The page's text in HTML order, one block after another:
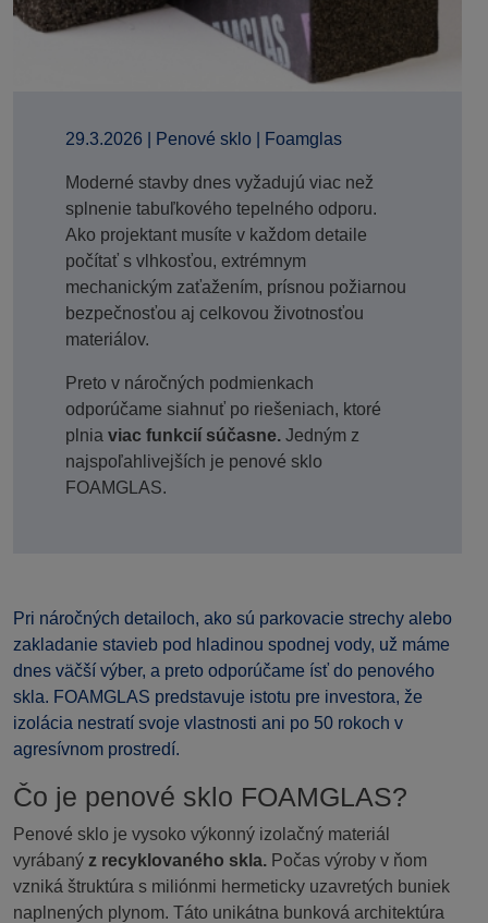
29.3.2026 Penové sklo Foamglas
Moderné stavby dnes vyžadujú viac než
splnenie tabuľkového tepelného odporu.
Ako projektant musíte v každom detaile
počítať s vlhkosťou, extrémnym
mechanickým zaťažením, prísnou požiarnou
bezpečnosťou aj celkovou životnosťou
materiálov.
Preto v náročných podmienkach
odporúčame siahnuť po riešeniach, ktoré
plnia viac funkcií súčasne. Jedným z
najspoľahlivejších je penové sklo
FOAMGLAS.
Pri náročných detailoch, ako sú parkovacie strechy alebo
zakladanie stavieb pod hladinou spodnej vody, už máme
dnes väčší výber, a preto odporúčame ísť do penového
skla. FOAMGLAS predstavuje istotu pre investora, že
izolácia nestratí svoje vlastnosti ani po 50 rokoch v
agresívnom prostredí.
Čo je penové sklo FOAMGLAS?
Penové sklo je vysoko výkonný izolačný materiál
vyrábaný z recyklovaného skla. Počas výroby v ňom
vzniká štruktúra s miliónmi hermeticky uzavretých buniek
naplnených plynom. Táto unikátna bunková architektúra